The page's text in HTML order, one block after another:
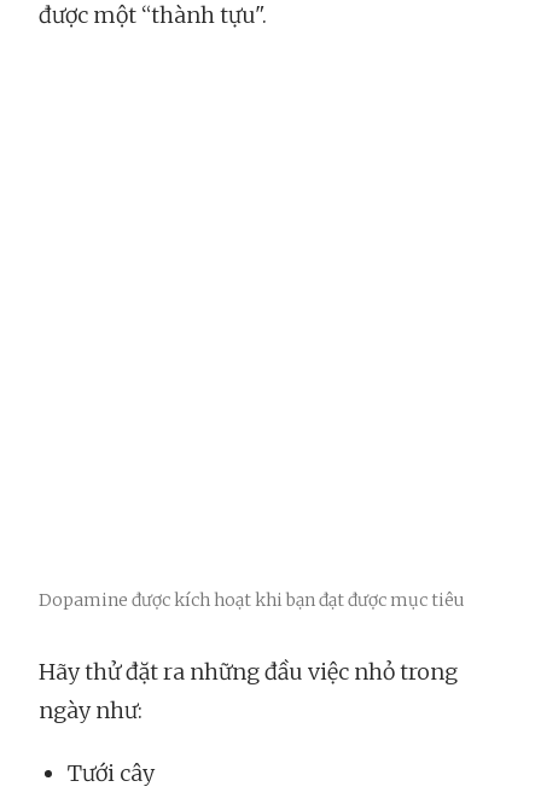
được một “thành tựu".
Dopamine được kích hoạt khi bạn đạt được mục tiêu
Hãy thử đặt ra những đầu việc nhỏ trong
ngày như:
Tưới cây